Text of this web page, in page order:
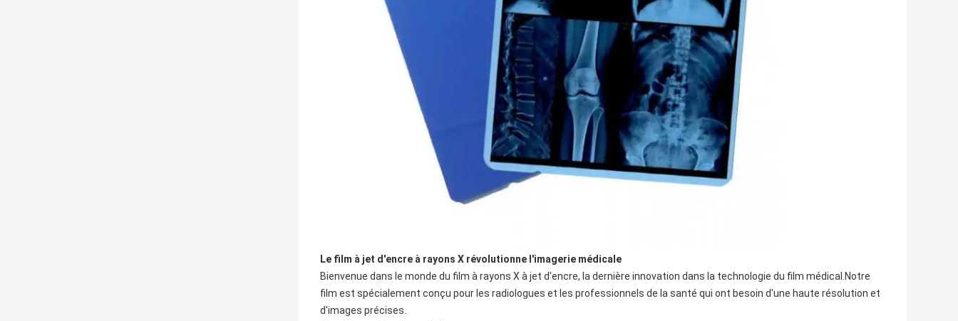
Le film à jet d'encre à rayons X révolutionne l'imagerie médicale
Bienvenue dans le monde du film à rayons X à jet d'encre, la dernière innovation dans la technologie du film médical.Notre
film est spécialement conçu pour les radiologues et les professionnels de la santé qui ont besoin d'une haute résolution et
d'images précises.